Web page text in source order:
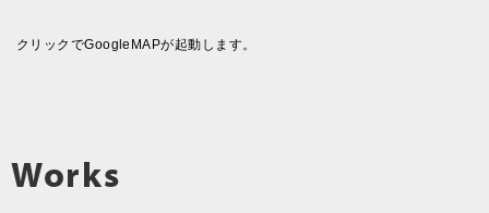
クリックでGoogleMAPが起動します。
Works